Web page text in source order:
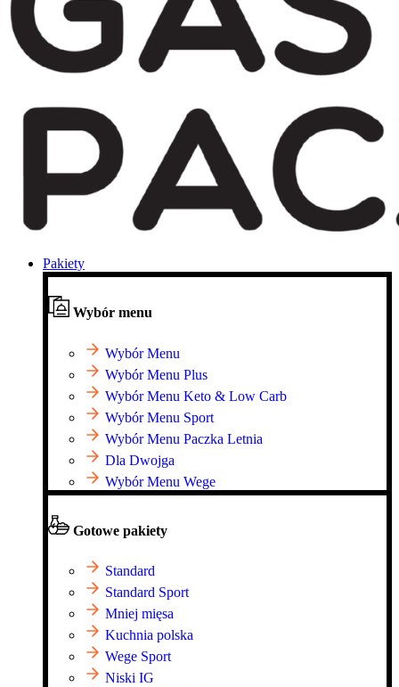
Pakiety
Wybór menu
Wybór Menu
Wybór Menu Plus
Wybór Menu Keto & Low Carb
Wybór Menu Sport
Wybór Menu Paczka Letnia
Dla Dwojga
Wybór Menu Wege
Gotowe pakiety
Standard
Standard Sport
Mniej mięsa
Kuchnia polska
Wege Sport
Niski IG